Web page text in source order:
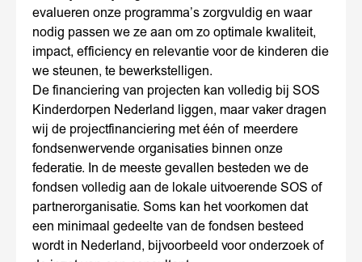
evalueren onze programma’s zorgvuldig en waar
nodig passen we ze aan om zo optimale kwaliteit,
impact, efficiency en relevantie voor de kinderen die
we steunen, te bewerkstelligen.
De financiering van projecten kan volledig bij SOS
Kinderdorpen Nederland liggen, maar vaker dragen
wij de projectfinanciering met één of meerdere
fondsenwervende organisaties binnen onze
federatie. In de meeste gevallen besteden we de
fondsen volledig aan de lokale uitvoerende SOS of
partnerorganisatie. Soms kan het voorkomen dat
een minimaal gedeelte van de fondsen besteed
wordt in Nederland, bijvoorbeeld voor onderzoek of